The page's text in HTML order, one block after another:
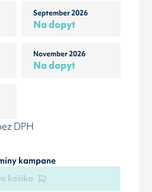
September 2026
Na dopyt
November 2026
Na dopyt
DPH
kampane
košíka